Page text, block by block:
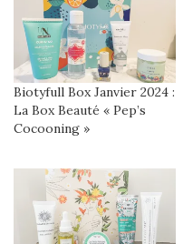
Biotyfull Box Janvier 2024 :
La Box Beauté « Pep’s
Cocooning »